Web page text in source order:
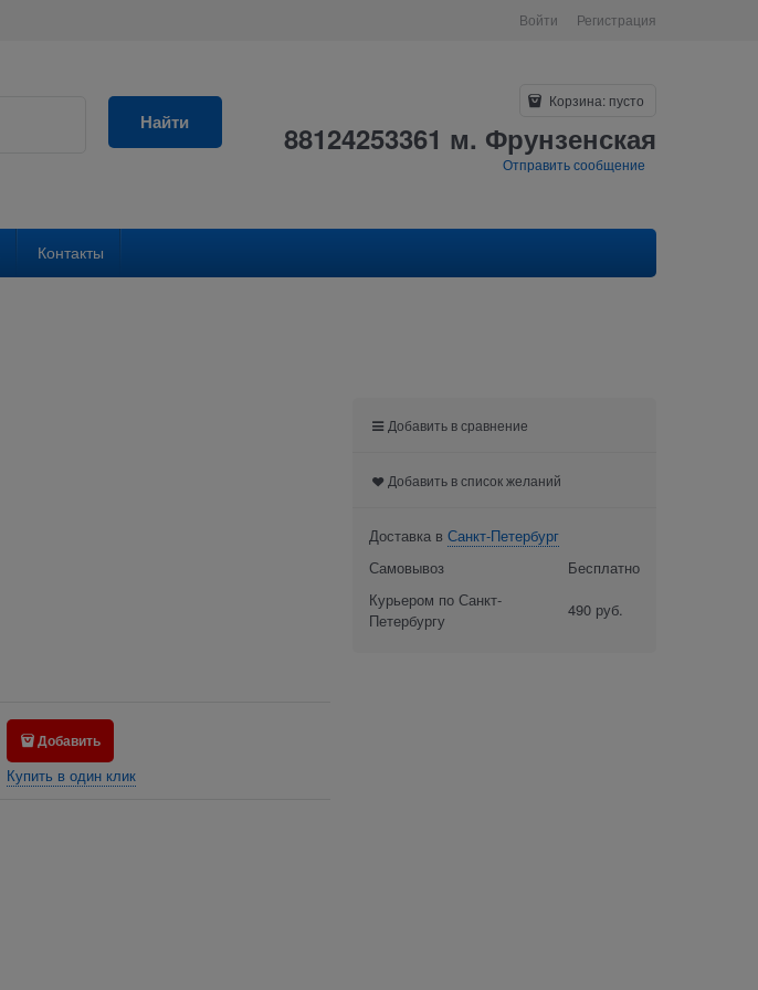
Войти Регистрация
Найти
Корзина: пусто
88124253361 м. Фрунзенская
Отправить сообщение
Контакты
Добавить
Купить в один клик
Добавить в сравнение
Добавить в список желаний
Доставка в Санкт-Петербург
Самовывоз
Бесплатно
Курьером по Санкт-
Петербургу
490 руб.